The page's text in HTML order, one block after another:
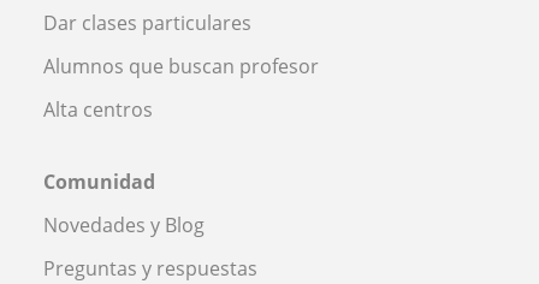
Dar clases particulares
Alumnos que buscan profesor
Alta centros
Comunidad
Novedades y Blog
Preguntas y respuestas